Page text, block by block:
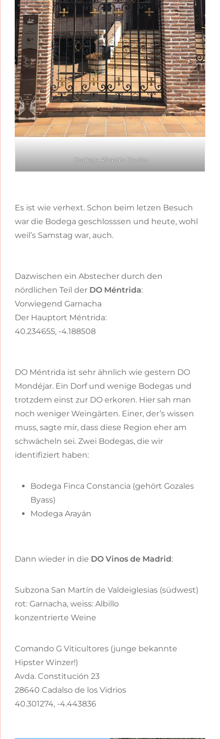
Bodega Ricardo Benito
Es ist wie verhext. Schon beim letzen Besuch
war die Bodega geschlosssen und heute, wohl
weil’s Samstag war, auch.
Dazwischen ein Abstecher durch den
nördlichen Teil der DO Méntrida:
Vorwiegend Garnacha
Der Hauptort Méntrida:
40.234655, -4.188508
DO Méntrida ist sehr ähnlich wie gestern DO
Mondéjar. Ein Dorf und wenige Bodegas und
trotzdem einst zur DO erkoren. Hier sah man
noch weniger Weingärten. Einer, der’s wissen
muss, sagte mir, dass diese Region eher am
schwächeln sei. Zwei Bodegas, die wir
identifiziert haben:
Bodega Finca Constancia (gehört Gozales
Byass)
Modega Arayán
Dann wieder in die DO Vinos de Madrid :
Subzona San Martín de Valdeiglesias (südwest)
rot: Garnacha, weiss: Albillo
konzentrierte Weine
Comando G Viticultores (junge bekannte
Hipster Winzer!)
Avda. Constitución 23
28640 Cadalso de los Vidrios
40.301274, -4.443836